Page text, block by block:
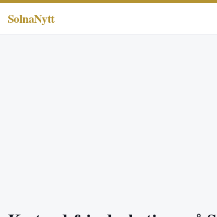
SolnaNytt